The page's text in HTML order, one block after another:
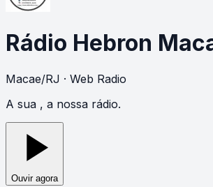
Rádio Hebron
Macae/RJ · Web Radio
A sua , a nossa rádio.
Ouvir agora